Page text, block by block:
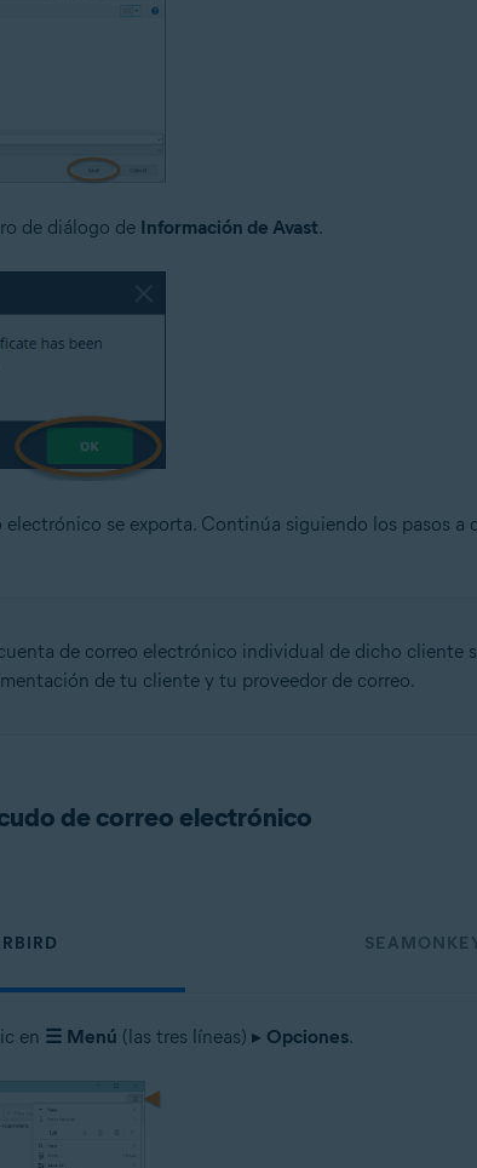
de diálogo de Información de Avast.
se exporta. Continúa siguiendo los pasos a
de correo electrónico individual de dicho cliente
de tu cliente y tu proveedor de correo.
de correo electrónico
en ☰ Menú (las tres líneas) ▸ Opciones.